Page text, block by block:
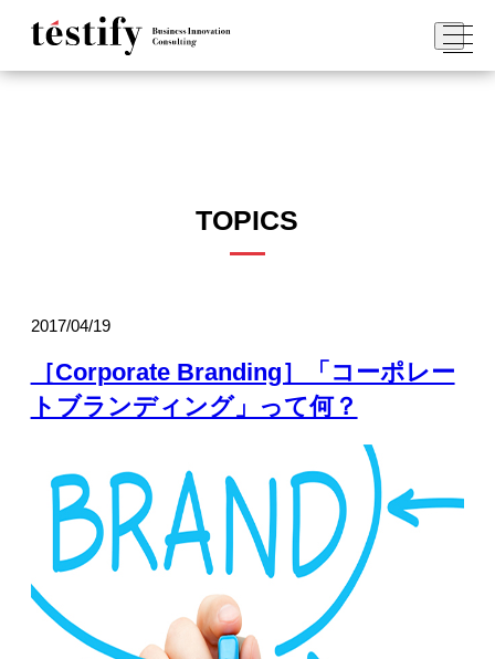
TOPICS
2017/04/19
［Corporate Branding］「コーポレー
トブランディング」って何？